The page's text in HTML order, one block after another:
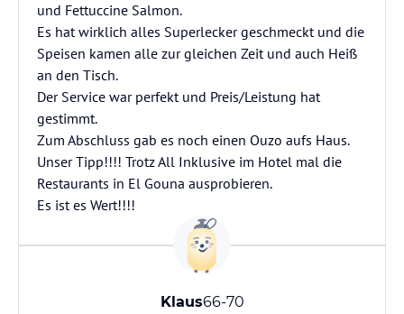
und Fettuccine Salmon.
Es hat wirklich alles Superlecker geschmeckt und die
Speisen kamen alle zur gleichen Zeit und auch Heiß
an den Tisch.
Der Service war perfekt und Preis/Leistung hat
gestimmt.
Zum Abschluss gab es noch einen Ouzo aufs Haus.
Unser Tipp!!!! Trotz All Inklusive im Hotel mal die
Restaurants in El Gouna ausprobieren.
Es ist es Wert!!!!
Klaus66-70